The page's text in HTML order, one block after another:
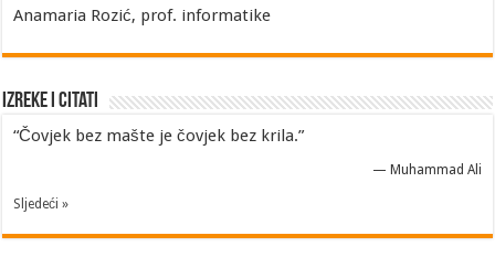
Anamaria Rozić, prof. informatike
Izreke i Citati
“Čovjek bez mašte je čovjek bez krila.”
— Muhammad Ali
Sljedeći »